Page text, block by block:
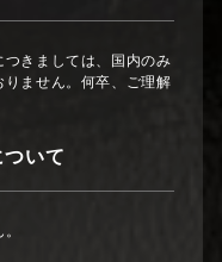
きましては、国内のみ
りません。何卒、ご理解
いて